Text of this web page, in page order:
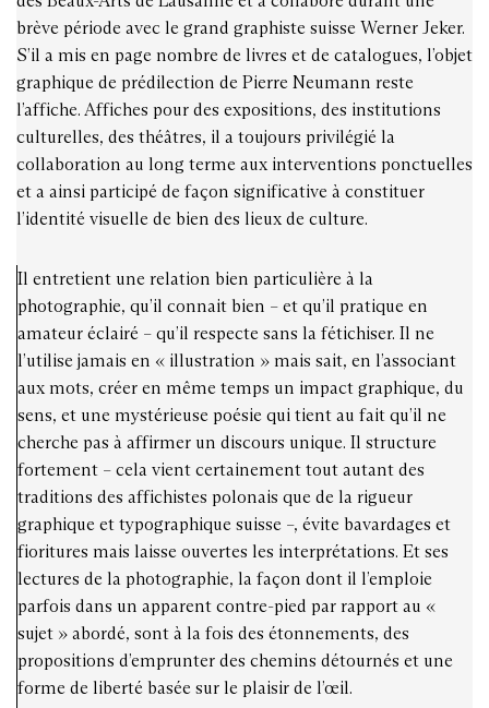
brève période avec le grand graphiste suisse Werner Jeker.
S’il a mis en page nombre de livres et de catalogues, l’objet
graphique de prédilection de Pierre Neumann reste
l’affiche. Affiches pour des expositions, des institutions
culturelles, des théâtres, il a toujours privilégié la
collaboration au long terme aux interventions ponctuelles
et a ainsi participé de façon significative à constituer
l’identité visuelle de bien des lieux de culture.
Il entretient une relation bien particulière à la
photographie, qu’il connait bien – et qu’il pratique en
amateur éclairé – qu’il respecte sans la fétichiser. Il ne
l’utilise jamais en « illustration » mais sait, en l’associant
aux mots, créer en même temps un impact graphique, du
sens, et une mystérieuse poésie qui tient au fait qu’il ne
cherche pas à affirmer un discours unique. Il structure
fortement – cela vient certainement tout autant des
traditions des affichistes polonais que de la rigueur
graphique et typographique suisse –, évite bavardages et
fioritures mais laisse ouvertes les interprétations. Et ses
lectures de la photographie, la façon dont il l’emploie
parfois dans un apparent contre-pied par rapport au «
sujet » abordé, sont à la fois des étonnements, des
propositions d’emprunter des chemins détournés et une
forme de liberté basée sur le plaisir de l’œil.